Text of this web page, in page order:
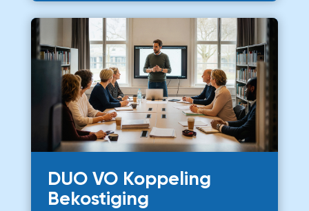
DUO VO Koppeling
Bekostiging